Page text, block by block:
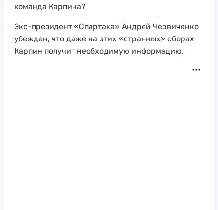
команда Карпина?
Экс-президент «Спартака» Андрей Червиченко
убежден, что даже на этих «странных» сборах
Карпин получит необходимую информацию.